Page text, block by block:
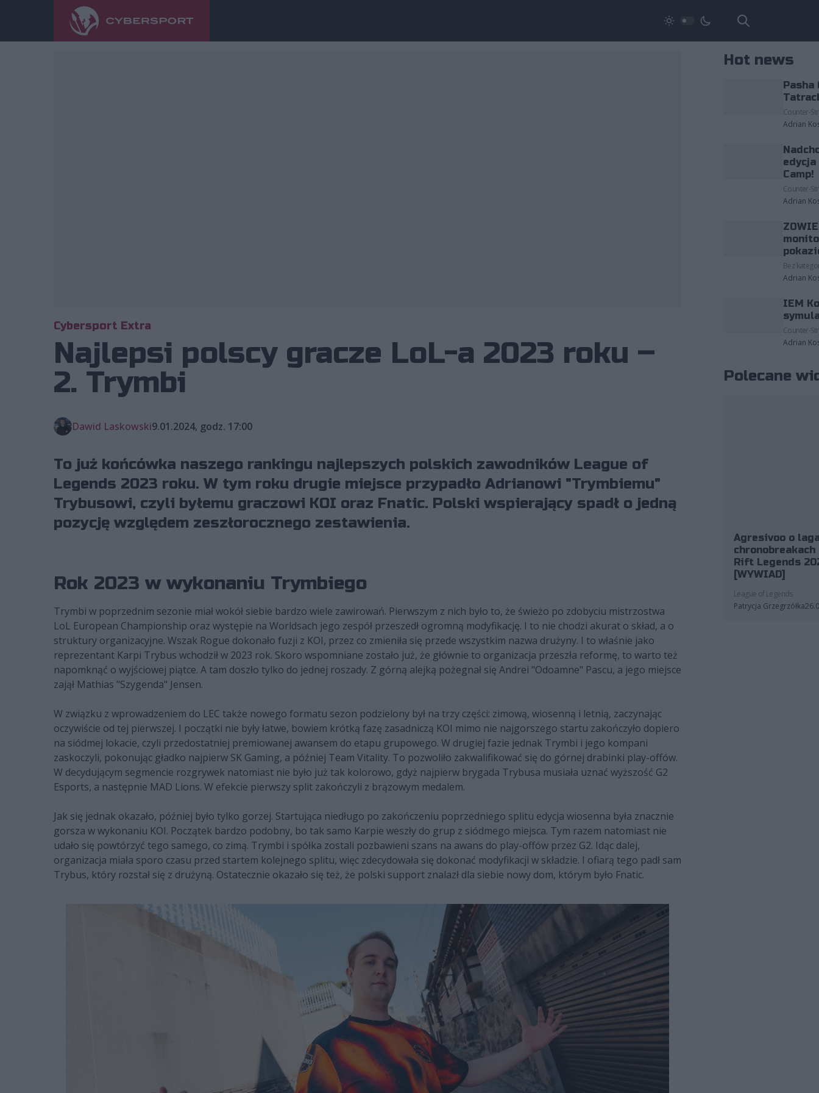
Cybersport Extra
Najlepsi polscy gracze LoL-a 2023 roku –
2. Trymbi
Dawid Laskowski9.01.2024, godz. 17:00
To już końcówka naszego rankingu najlepszych polskich zawodników League of
Legends 2023 roku. W tym roku drugie miejsce przypadło Adrianowi "Trymbiemu"
Trybusowi, czyli byłemu graczowi KOI oraz Fnatic. Polski wspierający spadł o jedną
pozycję względem zeszłorocznego zestawienia.
Rok 2023 w wykonaniu Trymbiego
Trymbi w poprzednim sezonie miał wokół siebie bardzo wiele zawirowań. Pierwszym z nich było to, że świeżo po zdobyciu mistrzostwa
LoL European Championship oraz występie na Worldsach jego zespół przeszedł ogromną modyfikację. I to nie chodzi akurat o skład, a o
struktury organizacyjne. Wszak Rogue dokonało fuzji z KOI, przez co zmieniła się przede wszystkim nazwa drużyny. I to właśnie jako
reprezentant Karpi Trybus wchodził w 2023 rok. Skoro wspomniane zostało już, że głównie to organizacja przeszła reformę, to warto też
napomknąć o wyjściowej piątce. A tam doszło tylko do jednej roszady. Z górną alejką pożegnał się Andrei "Odoamne" Pascu, a jego miejsce
zajął Mathias "Szygenda" Jensen.
W związku z wprowadzeniem do LEC także nowego formatu sezon podzielony był na trzy części: zimową, wiosenną i letnią, zaczynając
oczywiście od tej pierwszej. I początki nie były łatwe, bowiem krótką fazę zasadniczą KOI mimo nie najgorszego startu zakończyło dopiero
na siódmej lokacie, czyli przedostatniej premiowanej awansem do etapu grupowego. W drugiej fazie jednak Trymbi i jego kompani
zaskoczyli, pokonując gładko najpierw SK Gaming, a później Team Vitality. To pozwoliło zakwalifikować się do górnej drabinki play-offów.
W decydującym segmencie rozgrywek natomiast nie było już tak kolorowo, gdyż najpierw brygada Trybusa musiała uznać wyższość G2
Esports, a następnie MAD Lions. W efekcie pierwszy split zakończyli z brązowym medalem.
Jak się jednak okazało, później było tylko gorzej. Startująca niedługo po zakończeniu poprzedniego splitu edycja wiosenna była znacznie
gorsza w wykonaniu KOI. Początek bardzo podobny, bo tak samo Karpie weszły do grup z siódmego miejsca. Tym razem natomiast nie
udało się powtórzyć tego samego, co zimą. Trymbi i spółka zostali pozbawieni szans na awans do play-offów przez G2. Idąc dalej,
organizacja miała sporo czasu przed startem kolejnego splitu, więc zdecydowała się dokonać modyfikacji w składzie. I ofiarą tego padł sam
Trybus, który rozstał się z drużyną. Ostatecznie okazało się też, że polski support znalazł dla siebie nowy dom, którym było Fnatic.
Hot news
Pasha
Counter-
Adrian
edycja
Camp!
Counter-
Adrian
Bez
Adrian
IEM
Counter-
Adrian
Polecane
Agresivoo o
Rift Legends
[WYWIAD]
League of Legends
Patrycja Grzegrzółka